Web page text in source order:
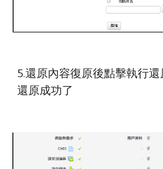
5.還原內容復原後點擊執行
還原成功了